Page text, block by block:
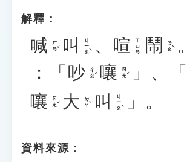
解釋：
喊 ㄏㄢˇ 叫 ㄐㄧㄠˋ 、 喧 ㄒㄩㄢ 鬧 ㄋㄠˋ 。
：「 吵 ㄔㄠˇ 嚷 ㄖㄤˇ 」、「
嚷 ㄖㄤˇ 大 ㄉㄚˋ 叫 ㄐㄧㄠˋ 」。
資料來源：